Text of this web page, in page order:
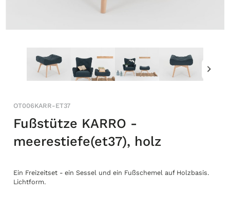
OT006KARR-ET37
Fußstütze KARRO -
meerestiefe(et37), holz
Ein Freizeitset - ein Sessel und ein Fußschemel auf Holzbasis.
Lichtform.